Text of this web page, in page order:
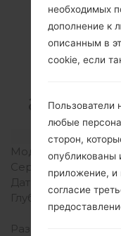
akaLG
Модель
Модель
Серия
Дата выпуска
Глубина
Размеры (ширина /
необходимых
дополнение к
описанным в
cookie, если
Пользователи
любые
сторон,
опубликованы
приложение, и
согласие